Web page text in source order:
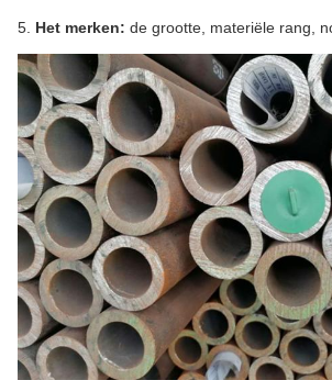
5. Het merken: de grootte, materiële rang,